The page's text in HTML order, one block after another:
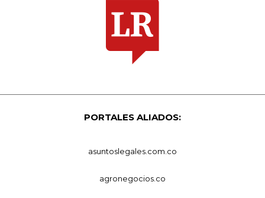
PORTALES ALIADOS:
asuntoslegales.com.co
agronegocios.co